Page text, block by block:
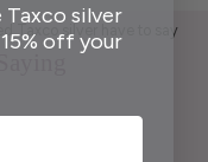
Taxco silver have to say
silver
off your